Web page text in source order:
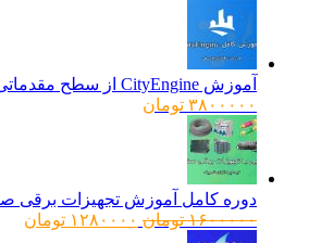
آموزش CityEngine از سطح مقدماتی تا پیشرفته
۳۸۰۰۰۰۰ تومان
دوره کامل آموزش تجهیزات برقی صنعتی
۱۶۰۰۰۰۰ تومانقیمت
۱۲۸۰۰۰۰ تومانقیمت